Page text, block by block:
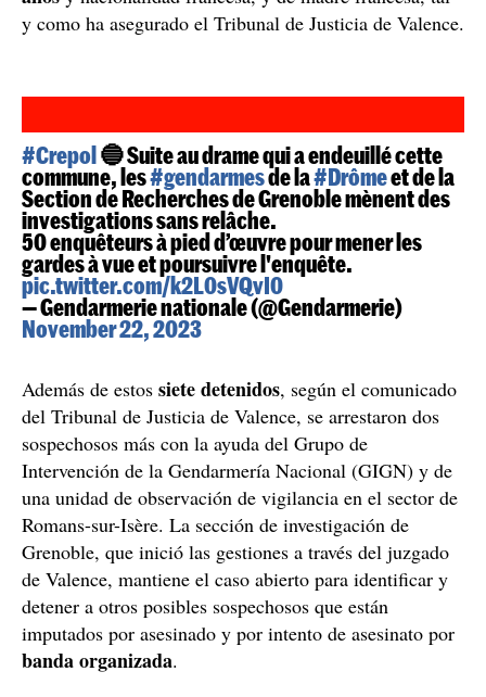
y como ha asegurado el Tribunal de Justicia de Valence.
#Crepol🔵 Suite au drame qui a endeuillé cette
commune, les#gendarmesde la#Drômeet de la
Section de Recherches de Grenoble mènent des
investigations sans relâche.
50 enquêteurs à pied d’œuvre pour mener les
gardes à vue et poursuivre l'enquête.
pic.twitter.com/k2L0sVQvI0
— Gendarmerie nationale (@Gendarmerie)
November 22, 2023
Además de estos siete detenidos, según el comunicado
del Tribunal de Justicia de Valence, se arrestaron dos
sospechosos más con la ayuda del Grupo de
Intervención de la Gendarmería Nacional (GIGN) y de
una unidad de observación de vigilancia en el sector de
Romans-sur-Isère. La sección de investigación de
Grenoble, que inició las gestiones a través del juzgado
de Valence, mantiene el caso abierto para identificar y
detener a otros posibles sospechosos que están
imputados por asesinado y por intento de asesinato por
banda organizada.